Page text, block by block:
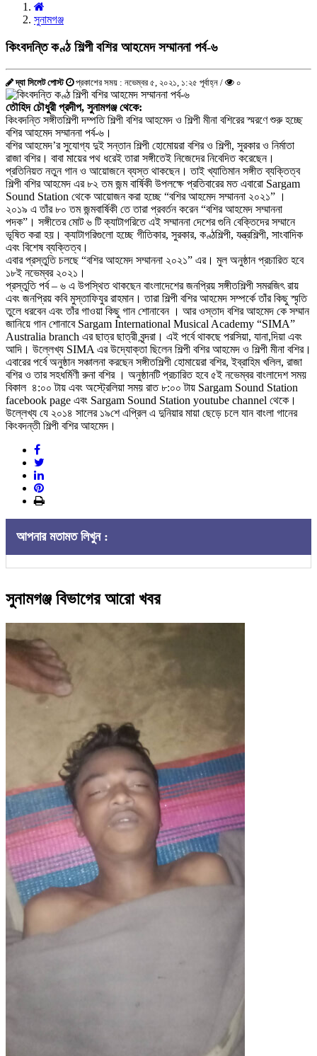
সুনামগঞ্জ
কিংবদন্তি কণ্ঠ শিল্পী বশির আহমেদ সম্মাননা পর্ব-৬
দ্যা সিলেট পোস্ট প্রকাশের সময় : নভেম্বর ৫, ২০২১, ১:২৫ পূর্বাহ্ন / ০
তৌহিদ চৌধুরী প্রদীপ, সুনামগঞ্জ থেকে:
কিংবদন্তি সঙ্গীতশিল্পী দম্পতি শিল্পী বশির আহমেদ ও শিল্পী মীনা বশিরের স্মরণে শুরু হচ্ছে
বশির আহমেদ সম্মাননা পর্ব-৬।
বশির আহমেদ’র সুযোগ্য দুই সন্তান শিল্পী হোমােয়রা বশির ও শিল্পী, সুরকার ও নির্মাতা
রাজা বশির। বাবা মায়ের পথ ধরেই তারা সঙ্গীতেই নিজেদের নিবেদিত করেছেন।
প্রতিনিয়ত নতুন গান ও আয়োজনে ব্যস্ত থাকছেন। তাই খ্যাতিমান সঙ্গীত ব্যক্তিত্ব
শিল্পী বশির আহমেদ এর ৮২ তম জন্ম বার্ষিকী উপলক্ষে প্রতিবারের মত এবারো Sargam
Sound Station থেকে আয়োজন করা হচ্ছে “বশির আহমেদ সম্মাননা ২০২১” ।
২০১৯ এ তাঁর ৮০ তম জন্মবার্ষিকী তে তারা প্রবর্তন করেন “বশির আহমেদ সম্মাননা
পদক”। সঙ্গীতের মোট ৬ টি ক্যাটাগরিতে এই সম্মাননা দেশের গুনি বেক্তিদের সম্মানে
ভূষিত করা হয়। ক্যাটাগরিগুলো হচ্ছে গীতিকার, সুরকার, কণ্ঠশিল্পী, যন্ত্রশিল্পী, সাংবাদিক
এবং বিশেষ ব্যক্তিত্ব।
এবার প্রস্তুতি চলছে “বশির আহমেদ সম্মাননা ২০২১” এর। মুল অনুষ্ঠান প্রচারিত হবে
১৮ই নভেম্বর ২০২১।
প্রস্তুতি পর্ব – ৬ এ উপস্থিত থাকছেন বাংলাদেশের জনপ্রিয় সঙ্গীতশিল্পী সমরজিৎ রায়
এবং জনপ্রিয় কবি মুস্তাফিযুর রাহমান। তারা শিল্পী বশির আহমেদ সম্পর্কে তাঁর কিছু স্মৃতি
তুলে ধরবেন এবং তাঁর গাওয়া কিছু গান শোনাবেন । আর ওস্তাদ বশির আহমেদ কে সম্মান
জানিয়ে গান শোনাবে Sargam International Musical Academy “SIMA”
Australia branch এর ছাত্র ছাত্রী বৃন্দরা। এই পর্বে থাকছে পরসিয়া, যানা,দিয়া এবং
আদি। উল্লেখ্য SIMA এর উদ্যোক্তা ছিলেন শিল্পী বশির আহমেদ ও শিল্পী মীনা বশির।
এবারের পর্বে অনুষ্ঠান সঞ্চালনা করছেন সঙ্গীতশিল্পী হোমায়েরা বশির, ইব্রাহিম খলিল, রাজা
বশির ও তার সহধর্মিণী রুনা বশির । অনুষ্ঠানটি প্রচারিত হবে ৫ই নভেম্বর বাংলাদেশ সময়
বিকাল ৪:০০ টায় এবং অস্ট্রেলিয়া সময় রাত ৮:০০ টায় Sargam Sound Station
facebook page এবং Sargam Sound Station youtube channel থেকে।
উল্লেখ্য যে ২০১৪ সালের ১৯শে এপ্রিল এ দুনিয়ার মায়া ছেড়ে চলে যান বাংলা গানের
কিংবদন্তী শিল্পী বশির আহমেদ।
আপনার মতামত লিখুন :
সুনামগঞ্জ বিভাগের আরো খবর